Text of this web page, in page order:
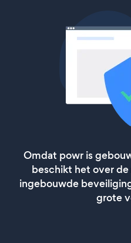
Omdat powr is
beschikt het over
ingebouwde
grote